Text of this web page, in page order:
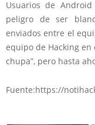
Usuarios de
peligro de ser
enviados entre el
equipo de Hacking
chupa”, pero hasta
Fuente:https://